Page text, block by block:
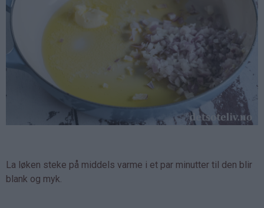
La løken steke på middels varme i et par minutter til den blir
blank og myk.